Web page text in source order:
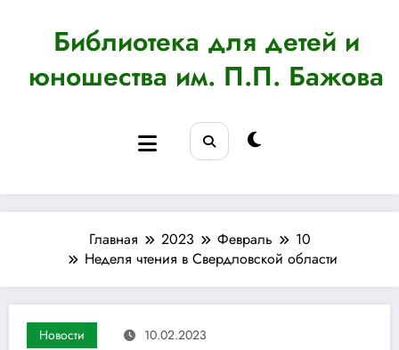
содержимомуБиблиотека для детей и
юношества им. П.П. Бажова
Главная 2023 Февраль
10
Неделя чтения в Свердловской области
Новости 10.02.2023